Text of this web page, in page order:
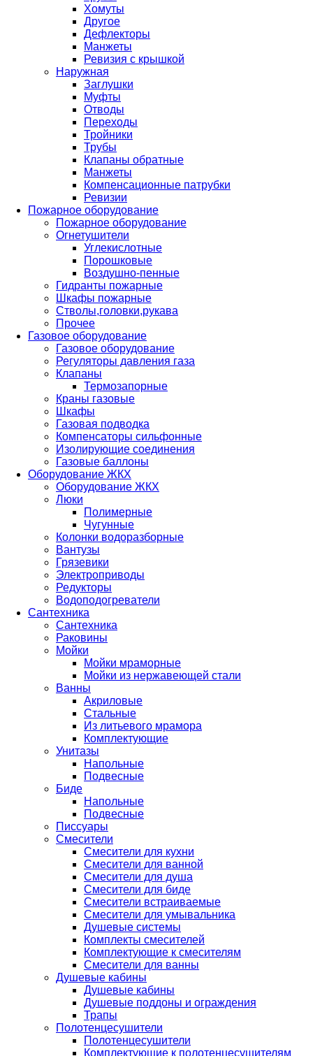
Хомуты
Другое
Дефлекторы
Манжеты
Ревизия с крышкой
Наружная
Заглушки
Муфты
Отводы
Переходы
Тройники
Трубы
Клапаны обратные
Манжеты
Компенсационные патрубки
Ревизии
Пожарное оборудование
Пожарное оборудование
Огнетушители
Углекислотные
Порошковые
Воздушно-пенные
Гидранты пожарные
Шкафы пожарные
Стволы,головки,рукава
Прочее
Газовое оборудование
Газовое оборудование
Регуляторы давления газа
Клапаны
Термозапорные
Краны газовые
Шкафы
Газовая подводка
Компенсаторы сильфонные
Изолирующие соединения
Газовые баллоны
Оборудование ЖКХ
Оборудование ЖКХ
Люки
Полимерные
Чугунные
Колонки водоразборные
Вантузы
Грязевики
Электроприводы
Редукторы
Водоподогреватели
Сантехника
Сантехника
Раковины
Мойки
Мойки мраморные
Мойки из нержавеющей стали
Ванны
Акриловые
Стальные
Из литьевого мрамора
Комплектующие
Унитазы
Напольные
Подвесные
Биде
Напольные
Подвесные
Писсуары
Смесители
Смесители для кухни
Смесители для ванной
Смесители для душа
Смесители для биде
Смесители встраиваемые
Смесители для умывальника
Душевые системы
Комплекты смесителей
Комплектующие к смесителям
Смесители для ванны
Душевые кабины
Душевые кабины
Душевые поддоны и ограждения
Трапы
Полотенцесушители
Полотенцесушители
Комплектующие к полотенцесушителям